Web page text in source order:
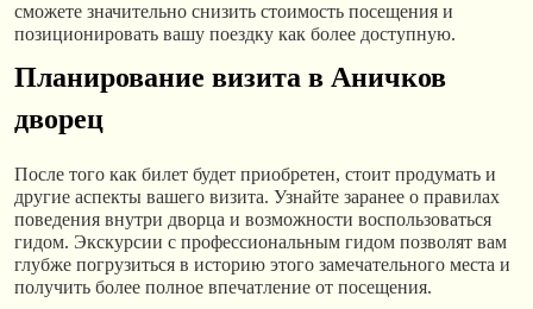
сможете значительно снизить стоимость посещения и
позиционировать вашу поездку как более доступную.
Планирование визита в Аничков
дворец
После того как билет будет приобретен, стоит продумать и
другие аспекты вашего визита. Узнайте заранее о правилах
поведения внутри дворца и возможности воспользоваться
гидом. Экскурсии с профессиональным гидом позволят вам
глубже погрузиться в историю этого замечательного места и
получить более полное впечатление от посещения.